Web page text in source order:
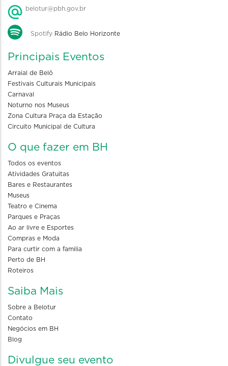
belotur@pbh.gov.br
Spotify Rádio Belo Horizonte
Principais Eventos
Arraial de Belô
Festivais Culturais Municipais
Carnaval
Noturno nos Museus
Zona Cultura Praça da Estação
Circuito Municipal de Cultura
O que fazer em BH
Todos os eventos
Atividades Gratuitas
Bares e Restaurantes
Museus
Teatro e Cinema
Parques e Praças
Ao ar livre e Esportes
Compras e Moda
Para curtir com a familia
Perto de BH
Roteiros
Saiba Mais
Sobre a Belotur
Contato
Negócios em BH
Blog
Divulgue seu evento